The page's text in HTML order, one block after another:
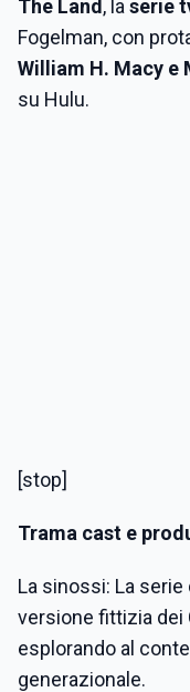
The Land , la serie
Fogelman, con
William H. Macy e
su Hulu.
[stop]
Trama cast e
La sinossi: La
versione fittizia dei
esplorando al
generazionale.